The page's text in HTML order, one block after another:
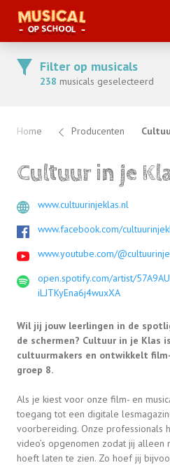
Filter op musicals
238 musicals geselecteerd
Home Producenten
Cultuur in je
www.cultuurinjeklas.nl
www.facebook.com/
www.youtube.com/
open.spotify.com/artist/
iLJTKyEna6j4wuxXA
Wil jij jouw leerlingen in de
de schermen? Cultuur in je Klas
cultuurmakers en ontwikkelt
groep 8.
Als je kiest voor onze film- en
toegang tot een digitale
voorbereiding. Onze professionals
video’s opgenomen zodat jij alleen
hoeft laten te zien. Zo hoef jij